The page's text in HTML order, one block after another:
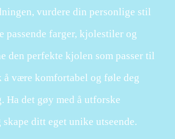
vurdere din personlige stil
passende farger, kjolestiler og
den perfekte kjolen som passer til
å være komfortabel og føle deg
Ha det gøy med å utforske
ditt eget unike utseende.